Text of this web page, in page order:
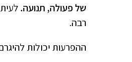
של פעולה, תנועה.
רבה.
ההפרעות יכולות